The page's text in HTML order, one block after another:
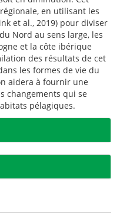
en utilisant les
et al., 2019) pour diviser
Nord au sens large, les
et la côte ibérique
des résultats de cet
les formes de vie du
aidera à fournir une
changements qui se
pélagiques.